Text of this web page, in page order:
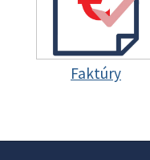
Faktúry